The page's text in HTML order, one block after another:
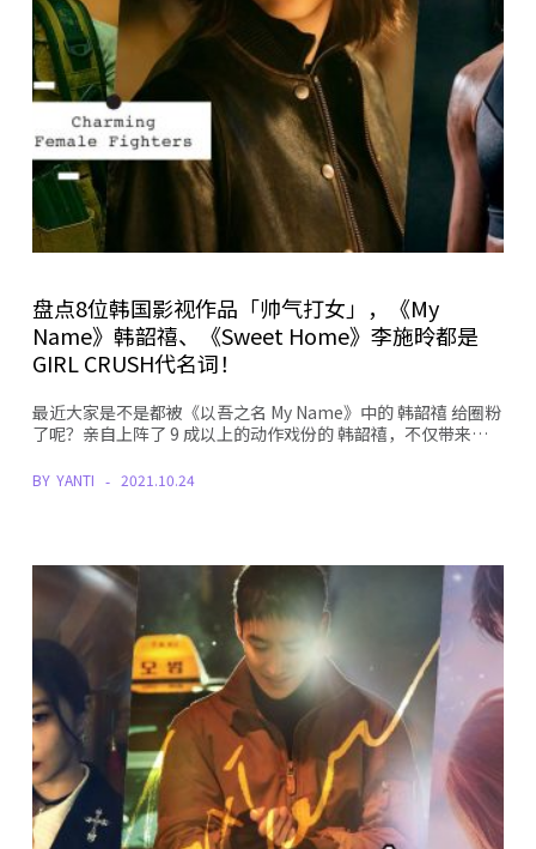
盘点8位韩国影视作品「帅气打女」，《My
Name》韩韶禧、《Sweet Home》李施昤都是
GIRL CRUSH代名词！
最近大家是不是都被《以吾之名 My Name》中的 韩韶禧 给圈粉
了呢？亲自上阵了 9 成以上的动作戏份的 韩韶禧，不仅带来…
BY YANTI 2021.10.24